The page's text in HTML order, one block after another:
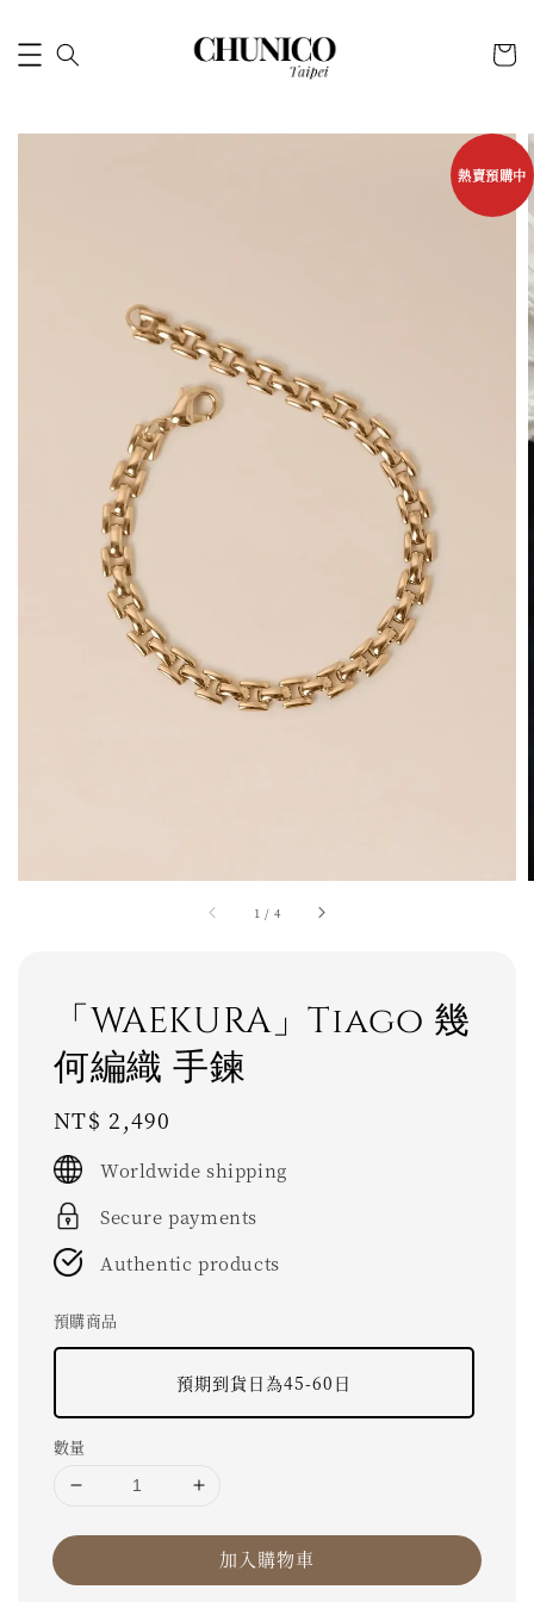
1 / 4
熱賣預購中
「WAEKURA」Tiago 幾
何編織 手鍊
Regular
price
NT$ 2,490
Worldwide shipping
Secure payments
Authentic products
預購商品
預期到貨日為45-60日
數量
加入購物車